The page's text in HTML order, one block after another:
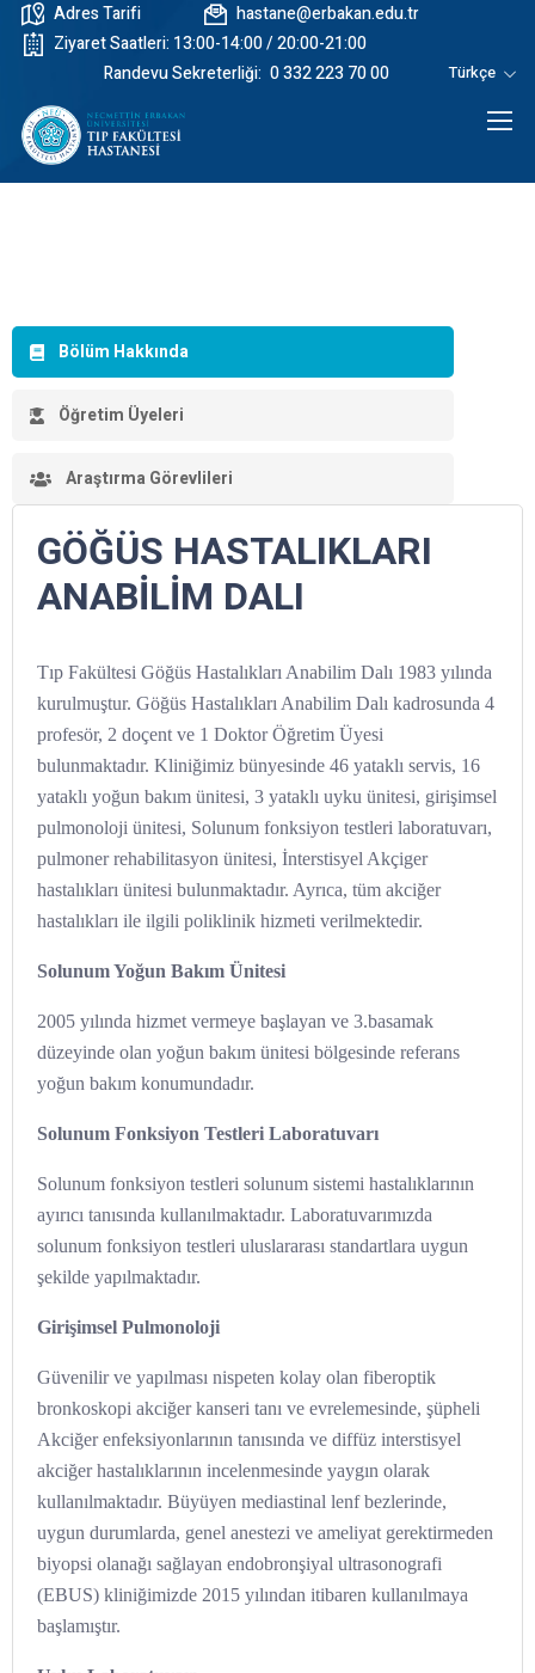
Adres Tarifi
hastane@erbakan.edu.tr
Ziyaret Saatleri: 13:00-14:00 / 20:00-21:00
Randevu Sekreterliği: 0 332 223 70 00 Türkçe
Bölüm Hakkında
Öğretim Üyeleri
Araştırma Görevlileri
GÖĞÜS HASTALIKLARI
ANABİLİM DALI
Tıp Fakültesi Göğüs Hastalıkları Anabilim Dalı 1983 yılında
kurulmuştur. Göğüs Hastalıkları Anabilim Dalı kadrosunda 4
profesör, 2 doçent ve 1 Doktor Öğretim Üyesi
bulunmaktadır. Kliniğimiz bünyesinde 46 yataklı servis, 16
yataklı yoğun bakım ünitesi, 3 yataklı uyku ünitesi, girişimsel
pulmonoloji ünitesi, Solunum fonksiyon testleri laboratuvarı,
pulmoner rehabilitasyon ünitesi, İnterstisyel Akçiger
hastalıkları ünitesi bulunmaktadır. Ayrıca, tüm akciğer
hastalıkları ile ilgili poliklinik hizmeti verilmektedir.
Solunum Yoğun Bakım Ünitesi
2005 yılında hizmet vermeye başlayan ve 3.basamak
düzeyinde olan yoğun bakım ünitesi bölgesinde referans
yoğun bakım konumundadır.
Solunum Fonksiyon Testleri Laboratuvarı
Solunum fonksiyon testleri solunum sistemi hastalıklarının
ayırıcı tanısında kullanılmaktadır. Laboratuvarımızda
solunum fonksiyon testleri uluslararası standartlara uygun
şekilde yapılmaktadır.
Girişimsel Pulmonoloji
Güvenilir ve yapılması nispeten kolay olan fiberoptik
bronkoskopi akciğer kanseri tanı ve evrelemesinde, şüpheli
Akciğer enfeksiyonlarının tanısında ve diffüz interstisyel
akciğer hastalıklarının incelenmesinde yaygın olarak
kullanılmaktadır. Büyüyen mediastinal lenf bezlerinde,
uygun durumlarda, genel anestezi ve ameliyat gerektirmeden
biyopsi olanağı sağlayan endobronşiyal ultrasonografi
(EBUS) kliniğimizde 2015 yılından itibaren kullanılmaya
başlamıştır.